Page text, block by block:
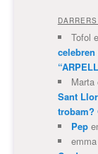
Tofol
Marta
Sant
trobam?
Pep
emma